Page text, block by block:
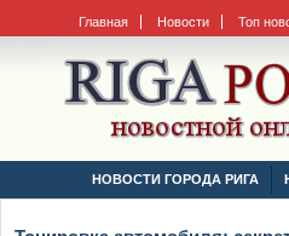
Главная Новости Топ
НОВОСТИ ГОРОДА РИГА